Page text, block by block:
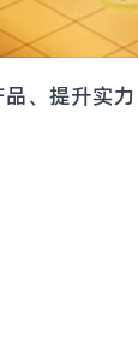
、提升实